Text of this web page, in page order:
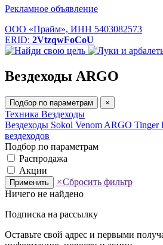
Рекламное объявление
ООО «Прайм», ИНН 5403082573
ERID: 2VtzqwFoCoU
Вездеходы ARGO
Подбор по параметрам ×
Техника Вездеходы
Вездеходы Sokol Venom ARGO Tinger
вездеходов
Подбор по параметрам
Распродажа
Акции
Применить ×Сбросить фильтр
Ничего не найдено
Подписка на рассылку
Оставьте свой адрес и первыми